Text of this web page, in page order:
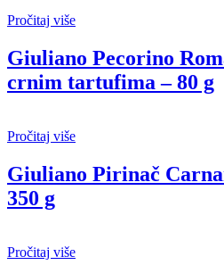
Pročitaj više
Giuliano Pecorino
crnim tartufima – 80 g
Pročitaj više
Giuliano Pirinač
350 g
Pročitaj više